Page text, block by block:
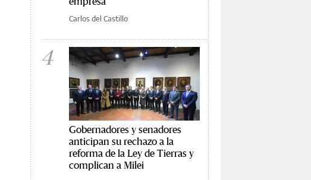
Carlos del Castillo
4
Gobernadores y senadores
anticipan su rechazo a la
reforma de la Ley de Tierras y
complican a Milei